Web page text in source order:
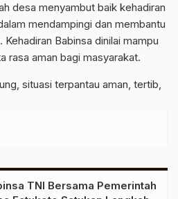
desa menyambut baik kehadiran
mendampingi dan membantu
Babinsa dinilai mampu
rasa aman bagi masyarakat.
situasi terpantau aman, tertib,
TNI Bersama Pemerintah